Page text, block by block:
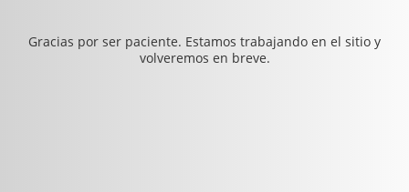
Gracias por ser paciente. Estamos trabajando en el sitio y
volveremos en breve.